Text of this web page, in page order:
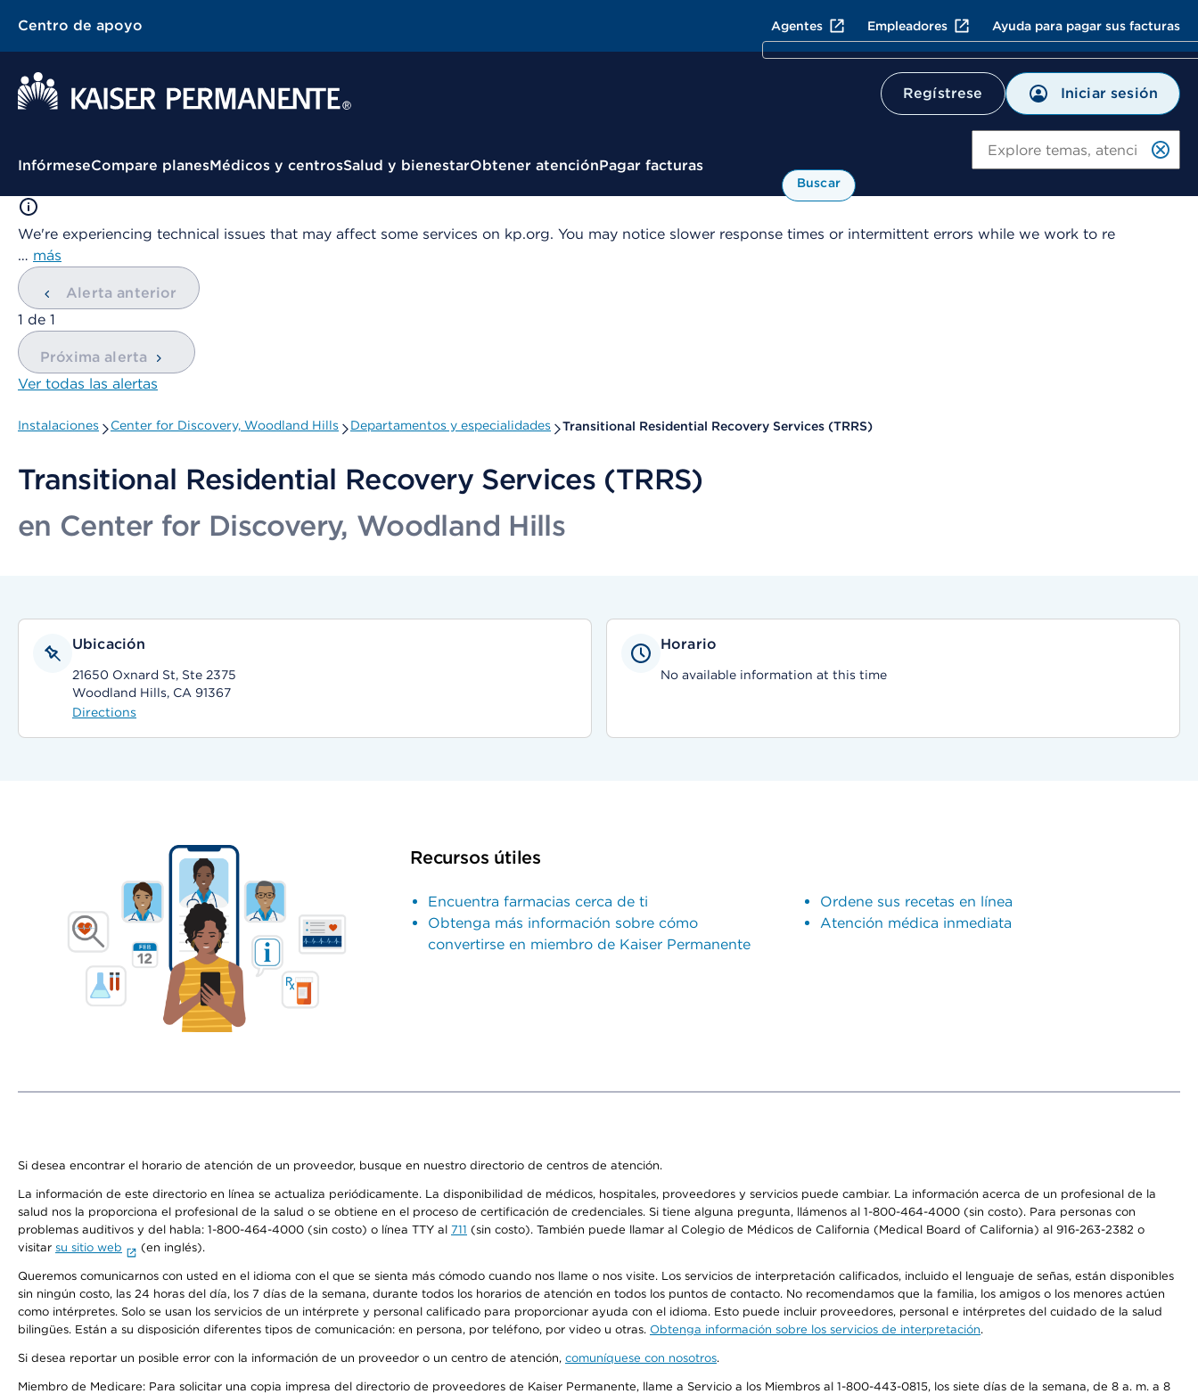
Centro de apoyo Agentes Empleadores Ayuda para pagar sus facturas
Regístrese Iniciar sesión
Menú contextual
InfórmeseCompare planesMédicos y centrosSalud y bienestarObtener atenciónPagar facturas
Buscar
We're experiencing technical issues that may affect some services on kp.org. You may notice slower response times or intermittent errors while we work to re
… más
Alerta anterior
mostrando
1 de 1
Próxima alerta
Ver todas las alertas
Instalaciones Center for Discovery, Woodland Hills Departamentos y especialidades Transitional Residential Recovery Services (TRRS)
Transitional Residential Recovery Services (TRRS)
en Center for Discovery, Woodland Hills
Ubicación
21650 Oxnard St, Ste 2375
Woodland Hills, CA 91367
Directions
Horario
No available information at this time
Recursos útiles
Encuentra farmacias cerca de ti
Obtenga más información sobre cómo
convertirse en miembro de Kaiser Permanente
Ordene sus recetas en línea
Atención médica inmediata
Si desea encontrar el horario de atención de un proveedor, busque en nuestro directorio de centros de atención.
La información de este directorio en línea se actualiza periódicamente. La disponibilidad de médicos, hospitales, proveedores y servicios puede cambiar. La información acerca de un profesional de la
salud nos la proporciona el profesional de la salud o se obtiene en el proceso de certificación de credenciales. Si tiene alguna pregunta, llámenos al 1-800-464-4000 (sin costo). Para personas con
problemas auditivos y del habla: 1-800-464-4000 (sin costo) o línea TTY al 711 (sin costo). También puede llamar al Colegio de Médicos de California (Medical Board of California) al 916-263-2382 o
visitar su sitio web (en inglés).
Queremos comunicarnos con usted en el idioma con el que se sienta más cómodo cuando nos llame o nos visite. Los servicios de interpretación calificados, incluido el lenguaje de señas, están disponibles
sin ningún costo, las 24 horas del día, los 7 días de la semana, durante todos los horarios de atención en todos los puntos de contacto. No recomendamos que la familia, los amigos o los menores actúen
como intérpretes. Solo se usan los servicios de un intérprete y personal calificado para proporcionar ayuda con el idioma. Esto puede incluir proveedores, personal e intérpretes del cuidado de la salud
bilingües. Están a su disposición diferentes tipos de comunicación: en persona, por teléfono, por video u otras. Obtenga información sobre los servicios de interpretación.
Si desea reportar un posible error con la información de un proveedor o un centro de atención, comuníquese con nosotros.
Miembro de Medicare: Para solicitar una copia impresa del directorio de proveedores de Kaiser Permanente, llame a Servicio a los Miembros al 1-800-443-0815, los siete días de la semana, de 8 a. m. a 8